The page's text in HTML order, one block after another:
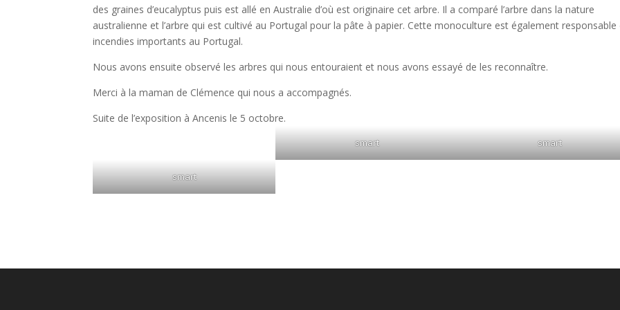
des graines d’eucalyptus puis est allé en Australie d’où est originaire cet arbre. Il a comparé l’arbre dans la nature
australienne et l’arbre qui est cultivé au Portugal pour la pâte à papier. Cette monoculture est également responsable
incendies importants au Portugal.
Nous avons ensuite observé les arbres qui nous entouraient et nous avons essayé de les reconnaître.
Merci à la maman de Clémence qui nous a accompagnés.
Suite de l’exposition à Ancenis le 5 octobre.
smart smart
smart